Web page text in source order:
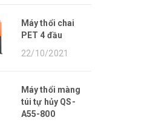
Máy thổi chai
PET 4 đầu
22/10/2021
Máy thổi màng
túi tự hủy QS-
A55-800